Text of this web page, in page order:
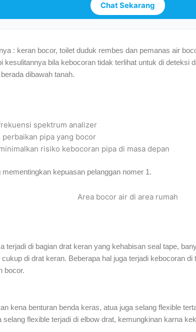
Chat Sekarang
: keran bocor, toilet duduk rembes dan pemanas air
kesulitannya bila kebocoran tidak terlihat untuk di deteksi
dibawah tanah.
spektrum analizer
pipa yang bocor
risiko kebocoran pipa di masa depan
kepuasan pelanggan nomer 1.
Area bocor air di area rumah
terjadi di bagian drat keran yang kehabisan seal tape,
di drat keran. Beberapa hal juga terjadi kebocoran
bocor.
kena benturan benda keras, atua juga selang flexible
flexible terjadi di elbow drat, kemungkinan karna